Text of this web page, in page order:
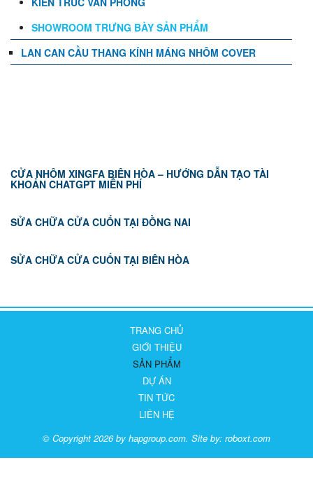
SHOWROOM TRƯNG BÀY SẢN PHẨM
LAN CAN CẦU THANG KÍNH MÁNG NHÔM COVER
CỬA NHÔM XINGFA BIÊN HÒA – HƯỚNG DẪN TẠO TÀI
KHOẢN CHATGPT MIỄN PHÍ
SỬA CHỮA CỬA CUỐN TẠI ĐỒNG NAI
SỬA CHỮA CỬA CUỐN TẠI BIÊN HÒA
TRANG CHỦ
GIỚI THIỆU
SẢN PHẨM
DỰ ÁN
TIN TỨC
LIÊN HỆ
© Copyright 2026 by hapgroup.com. Site by: roboxt.com